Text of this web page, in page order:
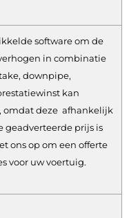
software om de
in combinatie
downpipe,
kan
omdat deze afhankelijk
geadverteerde prijs is
ons op om een offerte
voor uw voertuig.